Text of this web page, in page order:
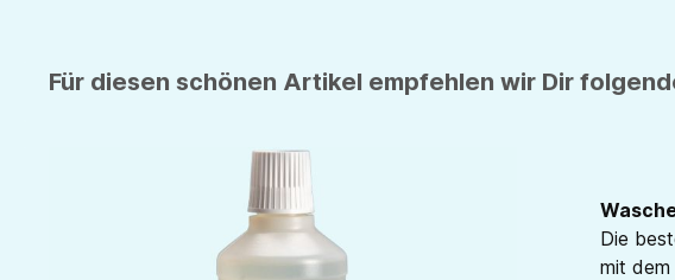
Für diesen schönen Artikel empfehlen wir Dir
Die
mit dem